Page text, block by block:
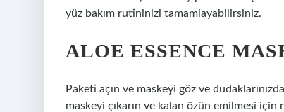
yüz bakım rutininizi tamamlayabilirsiniz.
ALOE ESSENCE
Paketi açın ve maskeyi göz ve
maskeyi çıkarın ve kalan özün emilmesi